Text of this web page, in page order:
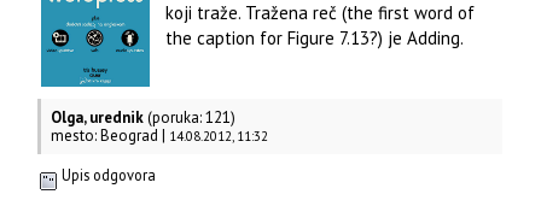
koji traže. Tražena reč (the first word of
the caption for Figure 7.13?) je Adding.
Olga, urednik(poruka: 121)
mesto: Beograd | 14.08.2012, 11:32
Upis odgovora